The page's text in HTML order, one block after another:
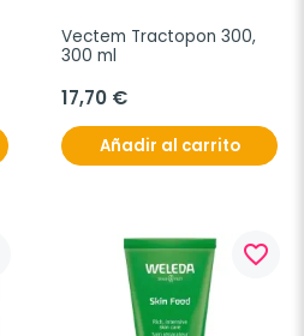
Vectem Tractopon 300,
300 ml
17,70 €
Añadir al carrito
favorite_border